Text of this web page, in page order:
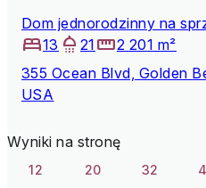
Dom jednorodzinny na
13
21
2 201 m²
355 Ocean Blvd, Golden
USA
Wyniki na stronę
12 20 32